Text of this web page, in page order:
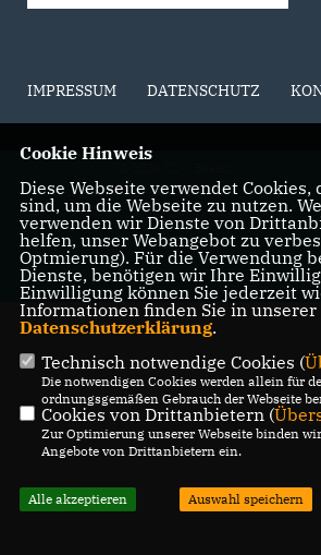
IMPRESSUM DATENSCHUTZ
Kreisgeschäftsstelle - Benjamin
Daniel Thomas
Alle Rechte vorbehalten.
REALISATION:
Cookie Hinweis
Diese Webseite verwendet Cookies,
sind, um die Webseite zu nutzen.
verwenden wir Dienste von
helfen, unser Webangebot zu
Optmierung). Für die Verwendung
Dienste, benötigen wir Ihre
Einwilligung können Sie jederzeit
Informationen finden Sie in unserer
Datenschutzerklärung.
Technisch notwendige Cookies (
Die notwendigen Cookies werden allein für
ordnungsgemäßen Gebrauch der Webseite
Cookies von Drittanbietern (
Zur Optimierung unserer Webseite binden
Angebote von Drittanbietern ein.
Alle akzeptieren Auswahl speichern